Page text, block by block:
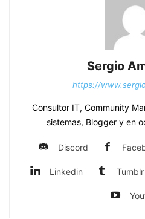
Sergio
https://
Consultor IT, Community
sistemas, Blogger y en
Discord
Linkedin Tumblr